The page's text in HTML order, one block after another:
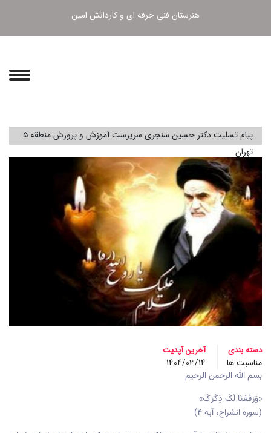
هنرستان فنی حرفه ای و کاردانش امین
پیام تسلیت دکتر حسین سنجری سرپرست آموزش و پرورش منطقه ۵
تهران
دسته بندی
مناسبت ها
آخرین آپدیت
1404/03/14
بسم الله الرحمن الرحیم
«وَرَفَعْنَا لَکَ ذِکْرَکَ»
(سوره انشراح، آیه ۴)